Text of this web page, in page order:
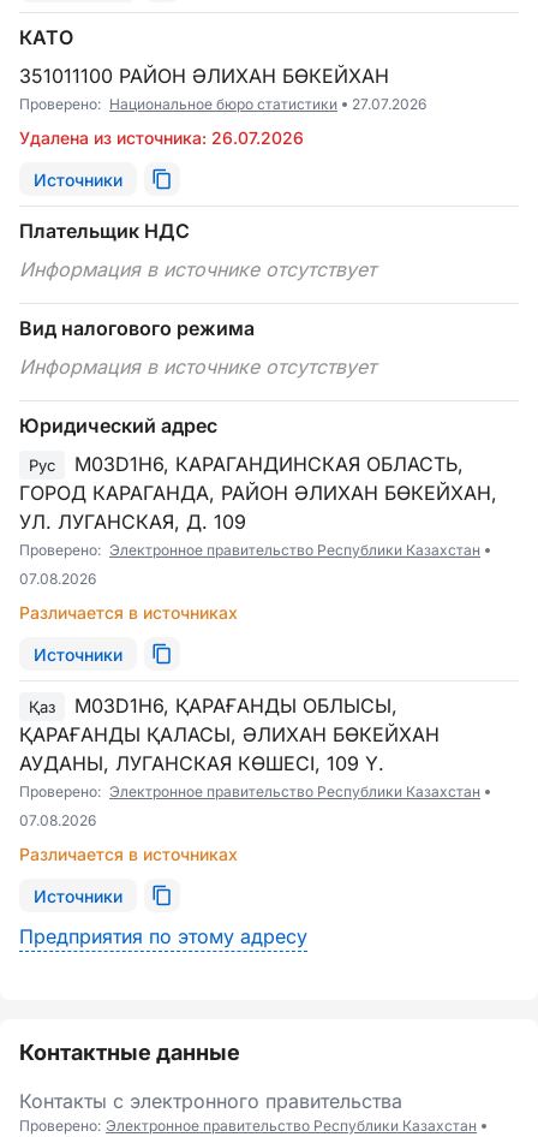
КАТО
351011100 РАЙОН ӘЛИХАН БӨКЕЙХАН
Проверено: Национальное бюро статистики 27.07.2026
Удалена из источника: 26.07.2026
Источники
Плательщик НДС
Информация в источнике отсутствует
Вид налогового режима
Информация в источнике отсутствует
Юридический адрес
Рус
M03D1H6, КАРАГАНДИНСКАЯ ОБЛАСТЬ,
ГОРОД КАРАГАНДА, РАЙОН ӘЛИХАН БӨКЕЙХАН,
УЛ. ЛУГАНСКАЯ, Д. 109
Проверено: Электронное правительство Республики Казахстан
07.08.2026
Различается в источниках
Источники
Қаз
M03D1H6, ҚАРАҒАНДЫ ОБЛЫСЫ,
ҚАРАҒАНДЫ ҚАЛАСЫ, ӘЛИХАН БӨКЕЙХАН
АУДАНЫ, ЛУГАНСКАЯ КӨШЕСІ, 109 Ү.
Проверено: Электронное правительство Республики Казахстан
07.08.2026
Различается в источниках
Источники
Предприятия по этому адресу
Контактные данные
Контакты с электронного правительства
Проверено: Электронное правительство Республики Казахстан